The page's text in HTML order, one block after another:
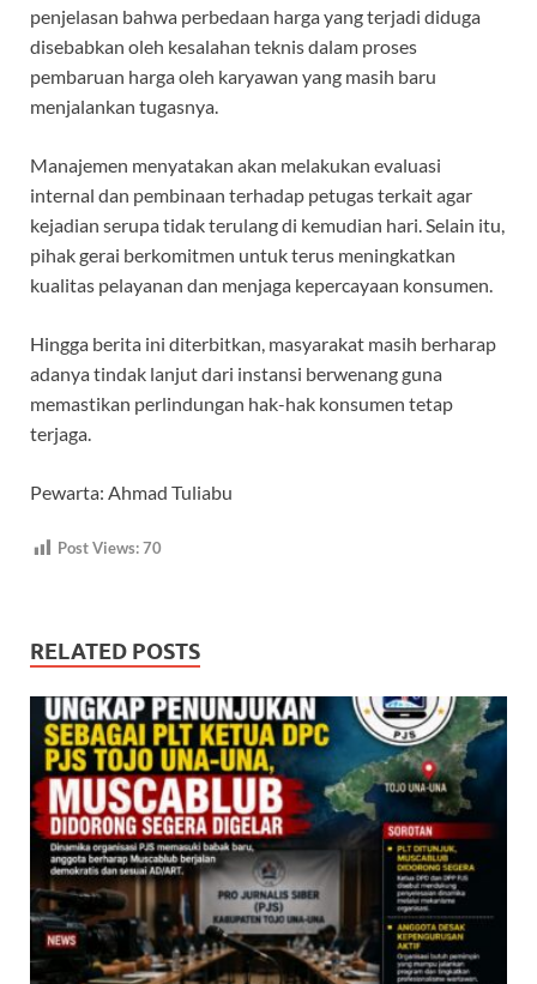
penjelasan bahwa perbedaan harga yang terjadi diduga
disebabkan oleh kesalahan teknis dalam proses
pembaruan harga oleh karyawan yang masih baru
menjalankan tugasnya.
Manajemen menyatakan akan melakukan evaluasi
internal dan pembinaan terhadap petugas terkait agar
kejadian serupa tidak terulang di kemudian hari. Selain itu,
pihak gerai berkomitmen untuk terus meningkatkan
kualitas pelayanan dan menjaga kepercayaan konsumen.
Hingga berita ini diterbitkan, masyarakat masih berharap
adanya tindak lanjut dari instansi berwenang guna
memastikan perlindungan hak-hak konsumen tetap
terjaga.
Pewarta: Ahmad Tuliabu
Post Views:70
RELATED POSTS